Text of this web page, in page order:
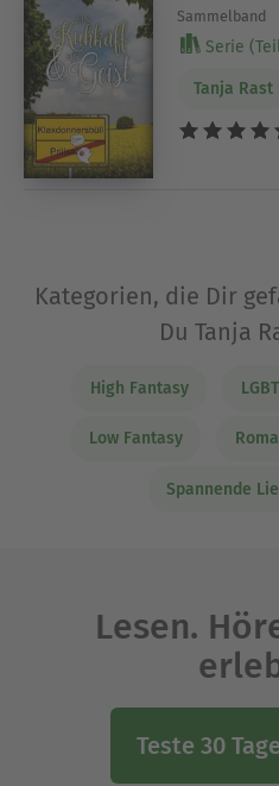
Sammelband
Serie
Tanja Rast
Kategorien, die Dir
Du Tanja
High Fantasy
Low Fantasy
Spannende
Lesen.
Teste 30